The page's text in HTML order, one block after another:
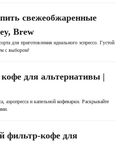
свежеобжаренные
Brew
для приготовления идеального эспрессо. Густой
с выбором!
для альтернативы |
аэропресса и капельной кофеварки. Раскрывайте
фильтр-кофе для